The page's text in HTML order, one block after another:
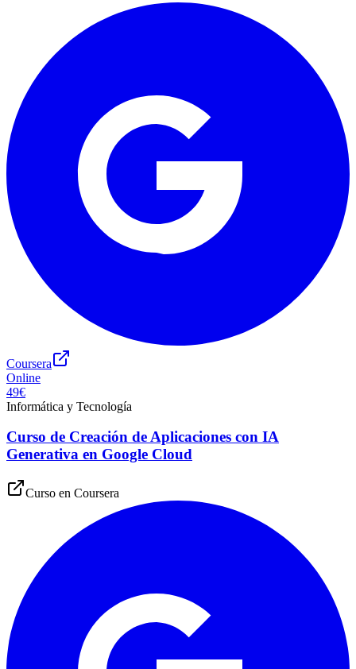
Coursera
Online
49€
Informática y Tecnología
Curso de Creación de Aplicaciones con IA
Generativa en Google Cloud
Curso en Coursera